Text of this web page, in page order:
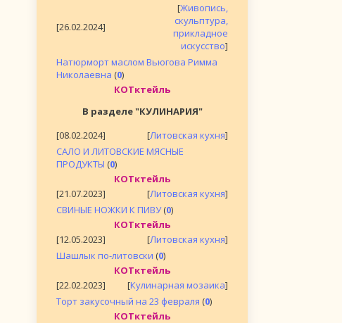
[26.02.2024]
[Живопись,
скульптура,
прикладное
искусство]
Натюрморт маслом Вьюгова Римма
Николаевна (0)
КОТктейль
В разделе "КУЛИНАРИЯ"
[08.02.2024]
[Литовская кухня]
САЛО И ЛИТОВСКИЕ МЯСНЫЕ
ПРОДУКТЫ (0)
КОТктейль
[21.07.2023]
[Литовская кухня]
СВИНЫЕ НОЖКИ К ПИВУ (0)
КОТктейль
[12.05.2023]
[Литовская кухня]
Шашлык по-литовски (0)
КОТктейль
[22.02.2023]
[Кулинарная мозаика]
Торт закусочный на 23 февраля (0)
КОТктейль